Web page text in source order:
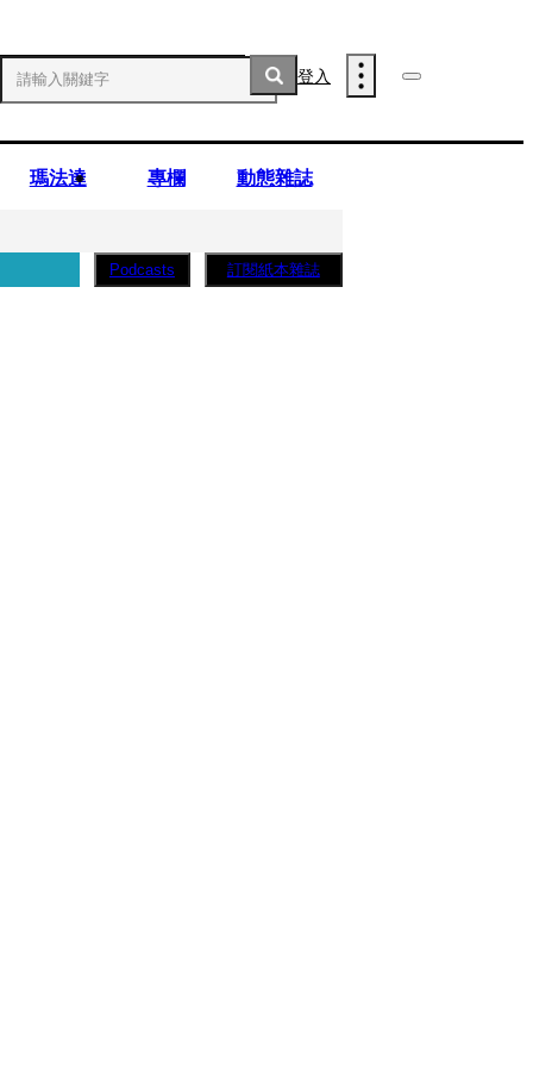
登入
瑪法達 專欄 動態雜誌
Podcasts 訂閱紙本雜誌